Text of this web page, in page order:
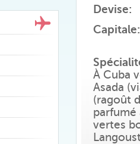
Devise:
Capitale:
À Cuba
Asada
(ragoût
parfumé
vertes